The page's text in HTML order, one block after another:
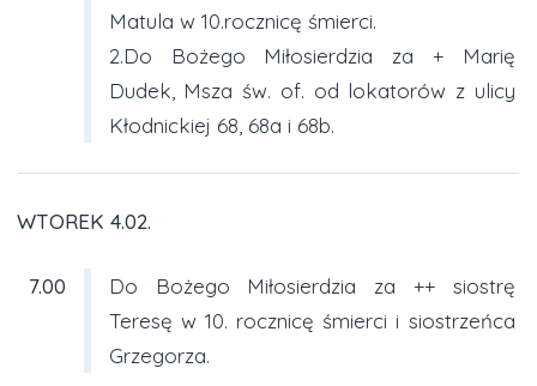
Matula w 10.rocznicę śmierci.
2.Do Bożego Miłosierdzia za + Marię
Dudek, Msza św. of. od lokatorów z ulicy
Kłodnickiej 68, 68a i 68b.
WTOREK 4.02.
7.00
Do Bożego Miłosierdzia za ++ siostrę
Teresę w 10. rocznicę śmierci i siostrzeńca
Grzegorza.